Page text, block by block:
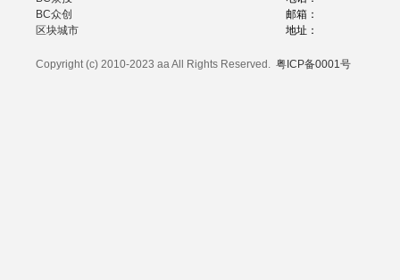
BC众创
区块城市
邮箱：
地址：
Copyright (c) 2010-2023 aa All Rights Reserved. 粤ICP备0001号